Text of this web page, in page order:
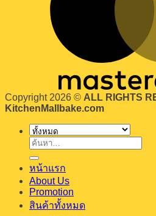
Copyright 2026 © ALL RIGHTS
KitchenMallbake.com
ค้นหา:
หน้าแรก
About Us
Promotion
สินค้าทั้งหมด